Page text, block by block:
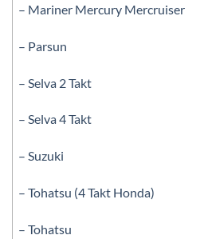
– Mariner Mercury Mercruiser
– Parsun
– Selva 2 Takt
– Selva 4 Takt
– Suzuki
– Tohatsu (4 Takt Honda)
– Tohatsu